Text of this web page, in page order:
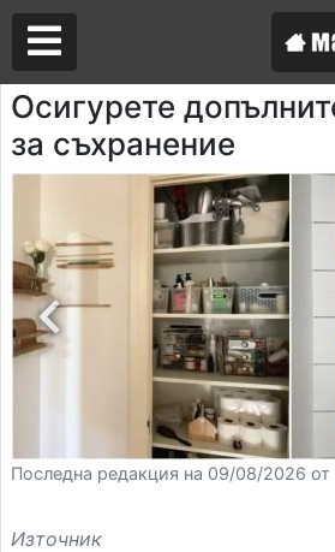
Осигурете
за съхранение
Последна редакция на 09/08/2026
Източник
Аз съм майстор
Търся майстор